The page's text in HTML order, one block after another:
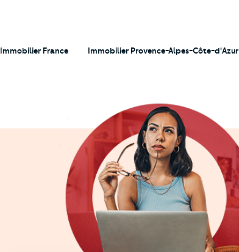
Immobilier France Immobilier Provence-Alpes-Côte-d'Azur